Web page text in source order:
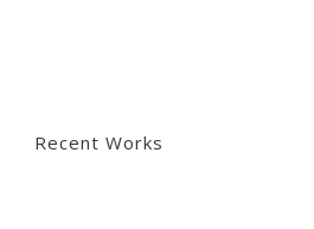
Recent Works